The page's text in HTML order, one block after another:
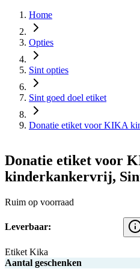
Home
Opties
Sint opties
Sint goed doel etiket
Donatie etiket voor KIKA
Donatie etiket voor
kinderkankervrij,
Ruim op voorraad
Leverbaar:
Etiket Kika
Aantal geschenken